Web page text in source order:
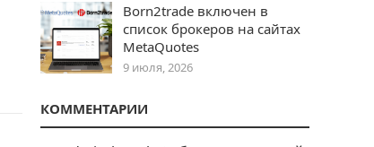
Born2trade включен в
список брокеров на сайтах
MetaQuotes
9 июля, 2026
КОММЕНТАРИИ